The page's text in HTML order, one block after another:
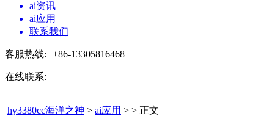
ai资讯
ai应用
联系我们
客服热线: +86-13305816468
在线联系:
hy3380cc海洋之神 > ai应用 > > 正文